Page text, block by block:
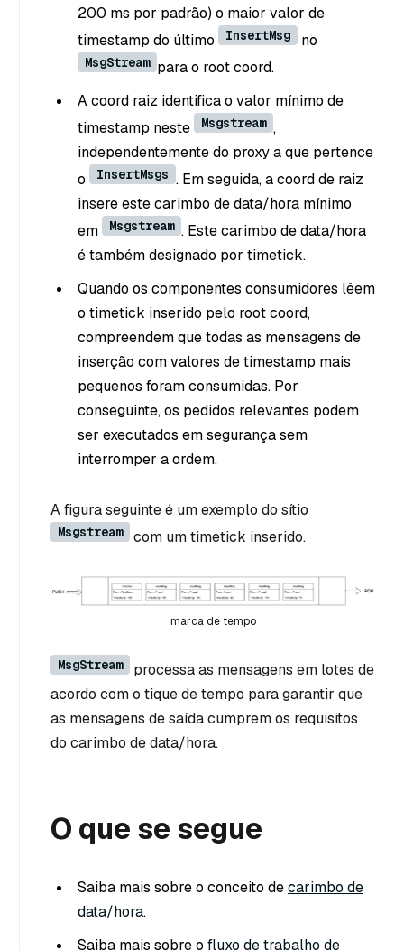
200 ms por padrão) o maior valor de
timestamp do último
InsertMsg no
MsgStream para o root coord.
A coord raiz identifica o valor mínimo de
timestamp neste
Msgstream ,
independentemente do proxy a que pertence
o
InsertMsgs . Em seguida, a coord de raiz
insere este carimbo de data/hora mínimo
em
Msgstream . Este carimbo de data/hora
é também designado por timetick.
Quando os componentes consumidores lêem
o timetick inserido pelo root coord,
compreendem que todas as mensagens de
inserção com valores de timestamp mais
pequenos foram consumidas. Por
conseguinte, os pedidos relevantes podem
ser executados em segurança sem
interromper a ordem.
A figura seguinte é um exemplo do sítio
Msgstream com um timetick inserido.
marca de tempo
MsgStream
processa as mensagens em lotes de
acordo com o tique de tempo para garantir que
as mensagens de saída cumprem os requisitos
do carimbo de data/hora.
O que se segue
Saiba mais sobre o conceito decarimbo de
data/hora.
Saiba mais sobre o fluxo de trabalho de